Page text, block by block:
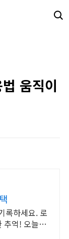
움직이
록하세요. 로
추억! 오늘주